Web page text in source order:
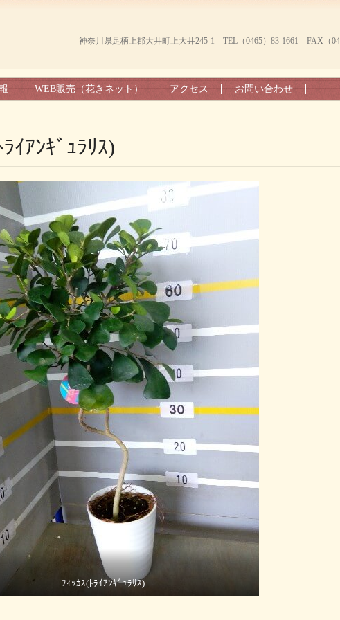
神奈川県足柄上郡大井町上大井245-1 TEL（0465）83-1661 FAX（
WEB販売（花きネット） アクセス お問い合わせ
ｲｱﾝｷﾞｭﾗﾘｽ)
ﾌｨｯｶｽ(ﾄﾗｲｱﾝｷﾞｭﾗﾘｽ)